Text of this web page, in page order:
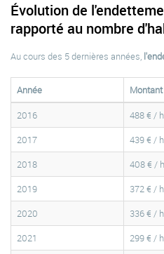
Évolution de
rapporté au nombre
Au cours des 5 dernières années,
Année
Montant
2016
488 € /
2017
439 € /
2018
408 € /
2019
372 € /
2020
336 € /
2021
299 € /